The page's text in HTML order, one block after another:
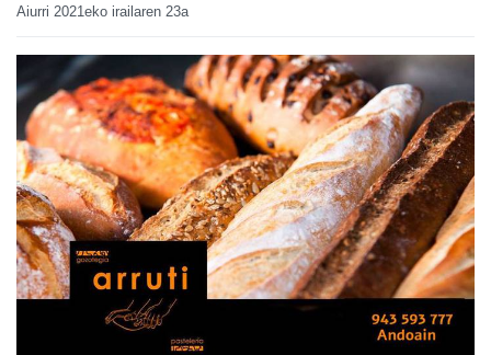
Aiurri 2021eko irailaren 23a